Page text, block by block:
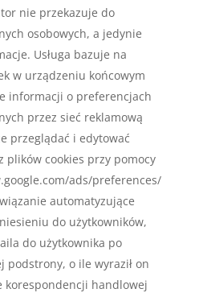
nie przekazuje do
osobowych, a jedynie
Usługa bazuje na
w urządzeniu końcowym
informacji o preferencjach
przez sieć reklamową
przeglądać i edytować
plików cookies przy pomocy
ads/preferences/
automatyzujące
do użytkowników,
do użytkownika po
o ile wyraził on
korespondencji handlowej